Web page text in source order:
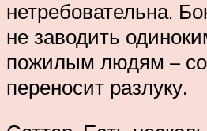
нетребовательна.
не заводить
пожилым людям –
переносит разлуку.